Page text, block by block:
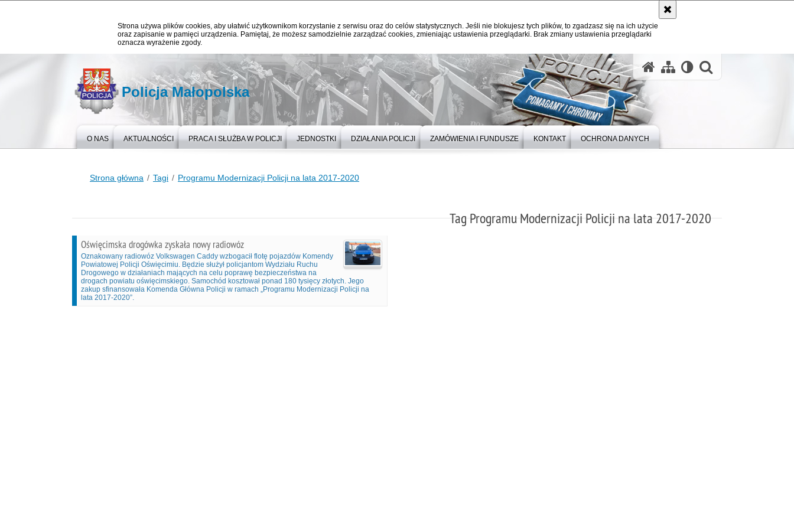
Strona używa plików cookies, aby ułatwić użytkownikom korzystanie z serwisu oraz do celów statystycznych. Jeśli nie blokujesz tych plików, to zgadzasz się na ich użycie
oraz zapisanie w pamięci urządzenia. Pamiętaj, że możesz samodzielnie zarządzać cookies, zmieniając ustawienia przeglądarki. Brak zmiany ustawienia przeglądarki
oznacza wyrażenie zgody.
Policja Małopolska
O NAS AKTUALNOŚCI PRACA I SŁUŻBA W POLICJI JEDNOSTKI DZIAŁANIA POLICJI ZAMÓWIENIA I FUNDUSZE KONTAKT OCHRONA DANYCH
Strona główna Tagi Programu Modernizacji Policji na lata 2017-2020
Tag Programu Modernizacji Policji na lata 2017-2020
Oświęcimska drogówka zyskała nowy radiowóz
Oznakowany radiowóz Volkswagen Caddy wzbogacił flotę pojazdów Komendy
Powiatowej Policji Oświęcimiu. Będzie służył policjantom Wydziału Ruchu
Drogowego w działaniach mających na celu poprawę bezpieczeństwa na
drogach powiatu oświęcimskiego. Samochód kosztował ponad 180 tysięcy złotych. Jego
zakup sfinansowała Komenda Główna Policji w ramach „Programu Modernizacji Policji na
lata 2017-2020”.